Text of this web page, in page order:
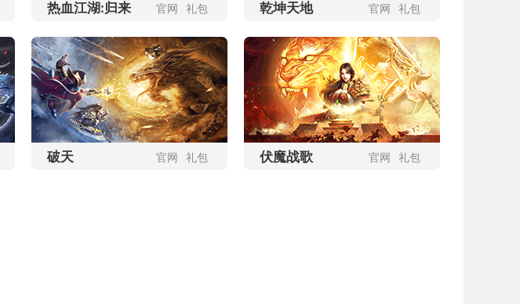
热血江湖:归来 官网 礼包 乾坤天地 官网 礼包
破天 官网 礼包 伏魔战歌 官网 礼包